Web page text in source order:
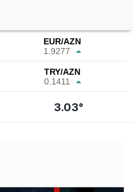
EUR/AZN
1.9277
TRY/AZN
0.1411
3.03°